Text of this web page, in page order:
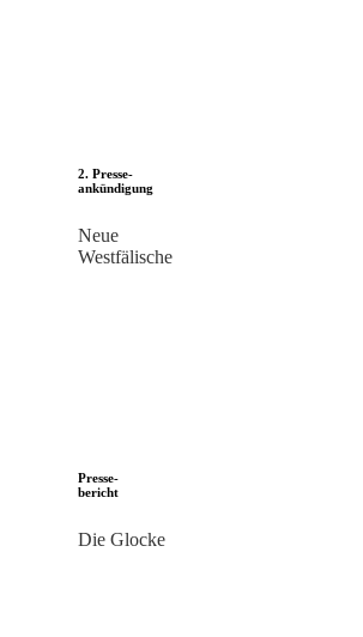
2. Presse-
ankündigung
Neue
Westfälische
Presse-
bericht
Die Glocke